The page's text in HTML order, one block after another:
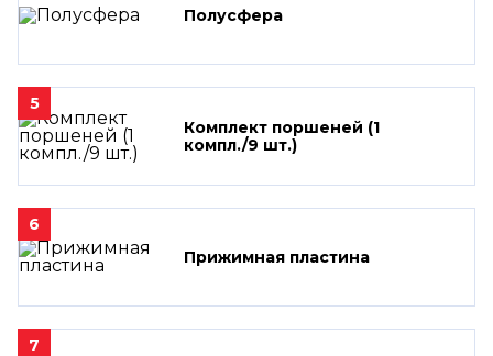
Полусфера
5
Комплект поршеней (1
компл./9 шт.)
6
Прижимная пластина
7